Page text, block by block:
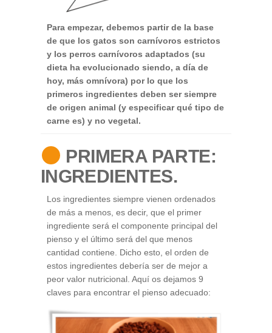
Para empezar, debemos partir de la base
de que los gatos son carnívoros estrictos
y los perros carnívoros adaptados (su
dieta ha evolucionado siendo, a día de
hoy, más omnívora) por lo que los
primeros ingredientes deben ser siempre
de origen animal (y especificar qué tipo de
carne es) y no vegetal.
PRIMERA PARTE:
INGREDIENTES.
Los ingredientes siempre vienen ordenados
de más a menos, es decir, que el primer
ingrediente será el componente principal del
pienso y el último será del que menos
cantidad contiene. Dicho esto, el orden de
estos ingredientes debería ser de mejor a
peor valor nutricional. Aquí os dejamos 9
claves para encontrar el pienso adecuado: